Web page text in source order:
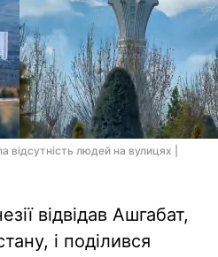
відсутність людей на вулицях |
відвідав Ашгабат,
і поділився